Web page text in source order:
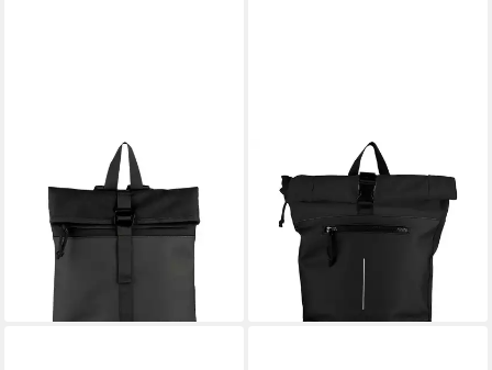
Rucksack Los Angeles Bruce
40,90 €
lieferbar - in 3-4 Werktagen bei dir
Rucksack New York Bruce
50,90 €
59,95 €
lieferbar - in 3-4 Werktagen bei dir